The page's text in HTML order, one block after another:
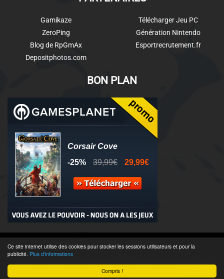
Compris !
Ce site internet utilise des cookies pour stocker les sessions utilisateurs et pour la
publicité. Plus d'informations
Gamikaze
ZeroPing
Blog de RpGmAx
Depositphotos.com
Télécharger Jeu PC
Génération Nintendo
Esportrecrutement.fr
BON PLAN